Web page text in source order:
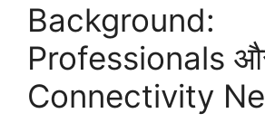
Background:
Professionals
Connectivity